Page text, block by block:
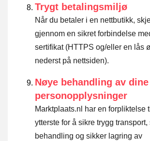
Trygt betalingsmiljø
Når du betaler i en nettbutikk,
gjennom en sikret forbindelse
sertifikat (HTTPS og/eller en lås
nederst på nettsiden).
Nøye behandling av dine
personopplysninger
Marktplaats.nl har en forpliktelse
ytterste for å sikre trygg transport,
behandling og sikker lagring av